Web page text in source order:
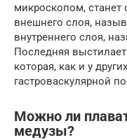
микроскопом, станет
внешнего слоя,
внутреннего слоя,
Последняя
которая, как и у
гастроваскулярной
Можно ли
медузы?